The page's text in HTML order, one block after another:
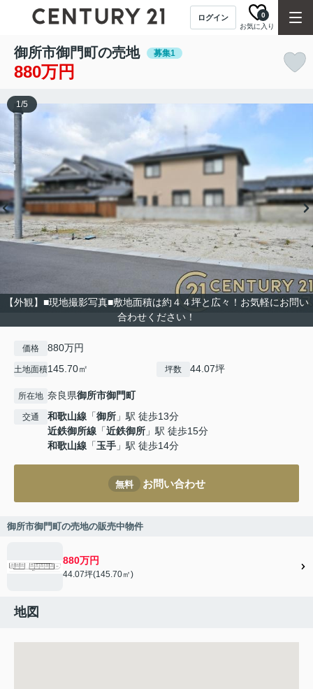
ログイン
お気に入り
0
御所市御門町の売地 募集1
880万円
【外観】■現地撮影写真■敷地面積は約４４坪と広々！お気軽にお問い
合わせください！
1/5
価格 880万円
土地面積145.70㎡ 坪数 44.07坪
所在地 奈良県御所市御門町
交通 和歌山線 「御所 」駅 徒歩13分
近鉄御所線 「近鉄御所 」駅 徒歩15分
和歌山線 「玉手 」駅 徒歩14分
無料 お問い合わせ
御所市御門町の売地の販売中物件
880万円
44.07坪(145.70㎡)
地図